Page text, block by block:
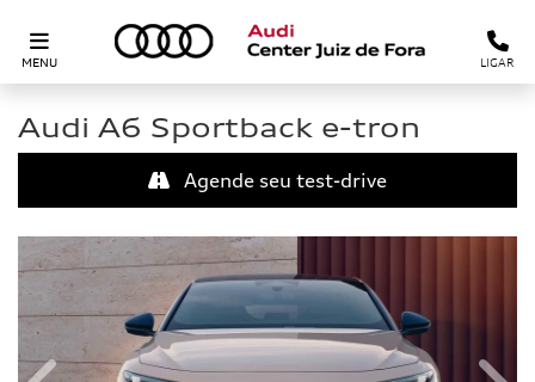
MENU LIGAR
Audi A6 Sportback e-tron
Agende seu test-drive